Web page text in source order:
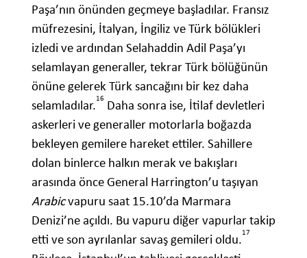
Paşa’nın önünden geçmeye başladılar. Fransız
müfrezesini, İtalyan, İngiliz ve Türk bölükleri
izledi ve ardından Selahaddin Adil Paşa’yı
selamlayan generaller, tekrar Türk bölüğünün
önüne gelerek Türk sancağını bir kez daha
selamladılar.16 Daha sonra ise, İtilaf devletleri
askerleri ve generaller motorlarla boğazda
bekleyen gemilere hareket ettiler. Sahillere
dolan binlerce halkın merak ve bakışları
arasında önce General Harrington’u taşıyan
Arabicvapuru saat 15.10’da Marmara
Denizi’ne açıldı. Bu vapuru diğer vapurlar takip
etti ve son ayrılanlar savaş gemileri oldu.17